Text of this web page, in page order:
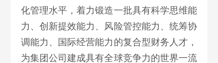
化管理水平，着力锻造一批具有科学思维能
力、创新提效能力、风险管控能力、统筹协
调能力、国际经营能力的复合型财务人才，
为集团公司建成具有全球竞争力的世界一流